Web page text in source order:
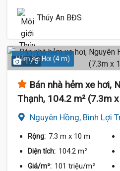
Thúy An BĐS
Hẻm Xe Hơi (4 m)
1 / 5
Bán nhà hẻm xe hơi,
Thạnh, 104.2 m² (7.3m
Nguyên Hồng, Bình Lợi
Rộng: 7.3 m x 10 m
Diện tích: 104.2 m²
Giá/m²: 101 triệu/m²